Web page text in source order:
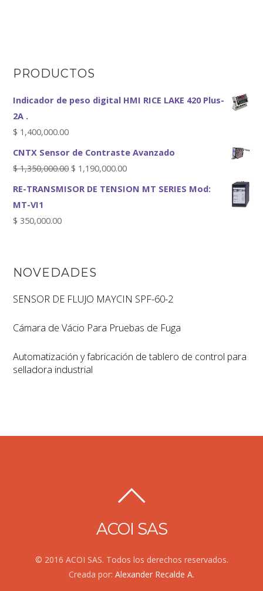
PRODUCTOS
Indicador de peso digital HMI RICE LAKE 420 Plus-
2A .
$ 1,400,000.00
CNTX Sensor de Contraste Avanzado
$1,350,000.00 $ 1,190,000.00
RE-TRANSMISOR DE TENSION MT SERIES Mod:
MT-VI1
$ 350,000.00
NOVEDADES
SENSOR DE FLUJO MAYCIN SPF-60-2
Cámara de Vácio Para Pruebas de Fuga
Automatización y fabricación de tablero de control para
selladora industrial
ACOI SAS
© 2016 ACOI SAS. Todos los derechos reservados.
Creada por: Alexander Recalde A.